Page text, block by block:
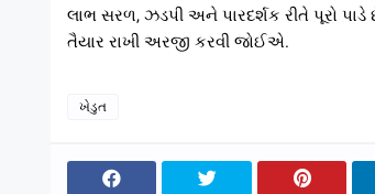
લાભ સરળ, ઝડપી અને પારદર્શક રીતે પૂરો
તૈયાર રાખી અરજી કરવી જોઈએ.
ખેડુત